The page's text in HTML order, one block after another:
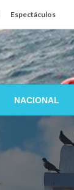
Espectáculos
NACIONAL